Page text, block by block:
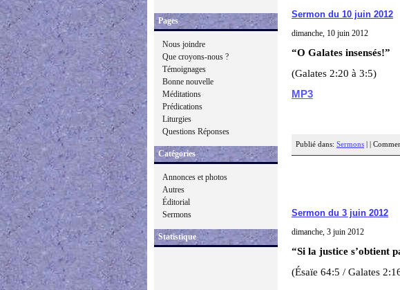
Pages
Nous joindre
Que croyons-nous ?
Témoignages
Bonne nouvelle
Méditations
Prédications
Liturgies
Questions Réponses
Catégories
Annonces et photos
Autres
Éditorial
Sermons
Statistique
Sermon du 10 juin 2012
dimanche, 10 juin 2012
“O Galates insensés!”
(Galates 2:20 à 3:5)
MP3
Publié dans: Sermons
Sermon du 3 juin 2012
dimanche, 3 juin 2012
“Si la justice s’obtient
(Ésaïe 64:5 / Galates